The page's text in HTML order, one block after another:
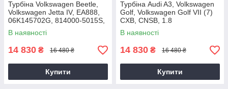
Турбіна Volkswagen Beetle,
Volkswagen Jetta IV, EA888,
06K145702G, 814000-5015S,
2014+, 2.0 TSI
В наявності
14 830 ₴ 16 480 ₴
Купити
Турбіна Audi A3, Volkswagen
Golf, Volkswagen Golf VII (7)
CXB, CNSB, 1.8
L, 06K145713H, 2014+
В наявності
14 830 ₴ 16 480 ₴
Купити